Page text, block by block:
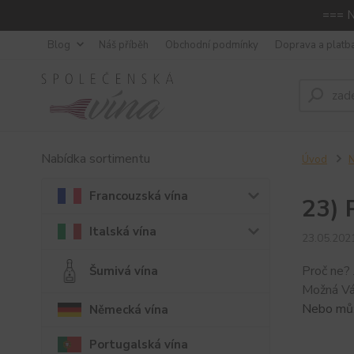
===
Blog Náš příběh Obchodní podmínky Doprava a
Nabídka sortimentu
Francouzská vína
Italská vína
Šumivá vína
Německá vína
Portugalská vína
Úvod
23)
Proč
Možná
Nebo